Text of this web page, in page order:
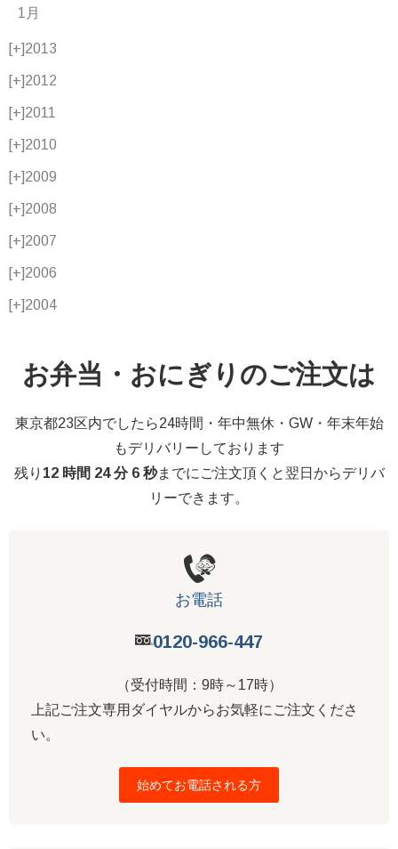
1月
[+]2013
[+]2012
[+]2011
[+]2010
[+]2009
[+]2008
[+]2007
[+]2006
[+]2004
お弁当・おにぎりのご注文は
東京都23区内でしたら24時間・年中無休・GW・年末年始
もデリバリーしております
残り 12 時間 24 分 5 秒までにご注文頂くと翌日からデリバ
リーできます。
お電話
0120-966-447
（受付時間：9時～17時）
上記ご注文専用ダイヤルからお気軽にご注文くださ
い。
始めてお電話される方